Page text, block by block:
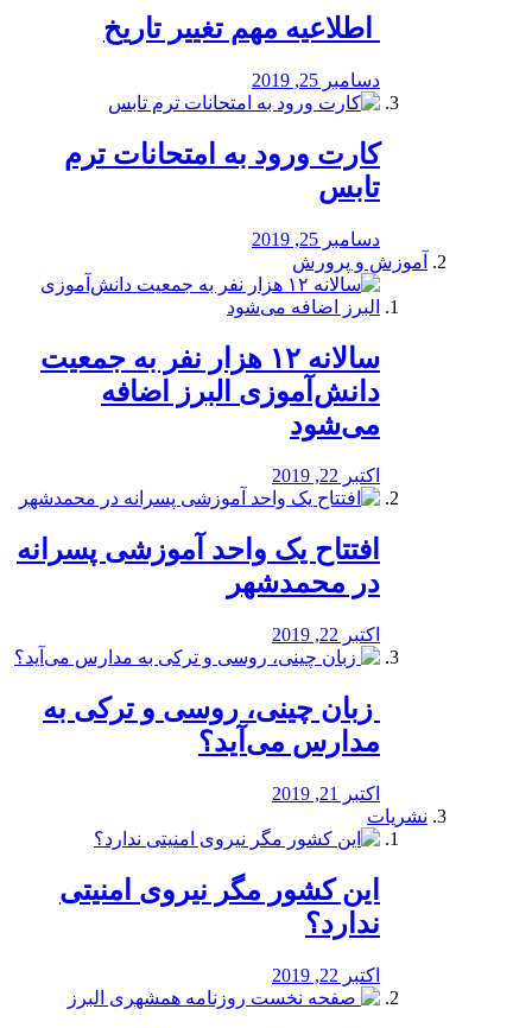
️ اطلاعیه مهم تغییر تاریخ
دسامبر 25, 2019
کارت ورود به امتحانات ترم
تابس
دسامبر 25, 2019
آموزش و پرورش
️سالانه ۱۲ هزار نفر به جمعیت
دانش‌آموزی البرز اضافه
می‌شود
اکتبر 22, 2019
افتتاح یک واحد آموزشی پسرانه
در محمدشهر
اکتبر 22, 2019
️ زبان چینی، روسی و ترکی به
مدارس می‌آید؟
اکتبر 21, 2019
نشریات
این کشور مگر نیروی امنیتی
ندارد؟
اکتبر 22, 2019